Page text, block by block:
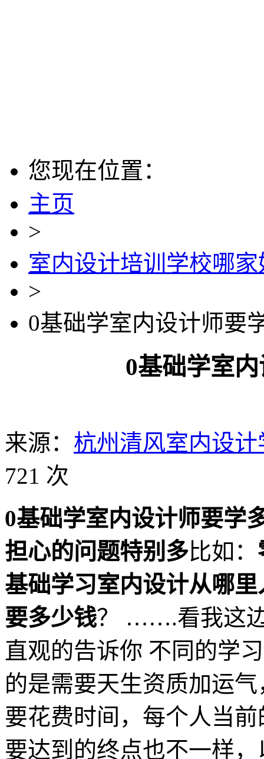
您现在位置：
主页
>
室内设计培训学校哪家
>
0基础学室内设计师要
0基础学室
来源： 杭州清风室内设计
721 次
0基础学室内设计师要学
担心的问题特别多比如：
基础学习室内设计从哪里
要多少钱？ …….看我这
直观的告诉你 不同的学
的是需要天生资质加运
要花费时间，每个人当
要达到的终点也不一样